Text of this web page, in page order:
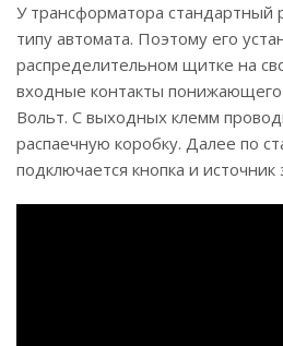
У трансформатора стандартный
типу автомата. Поэтому его
распределительном щитке на
входные контакты
Вольт. С выходных клемм
распаечную коробку. Далее по
подключается кнопка и источник